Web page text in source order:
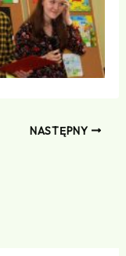
NASTĘPNY